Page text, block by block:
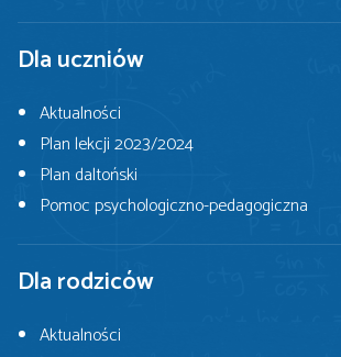
Dla uczniów
Aktualności
Plan lekcji 2023/2024
Plan daltoński
Pomoc psychologiczno-pedagogiczna
Dla rodziców
Aktualności